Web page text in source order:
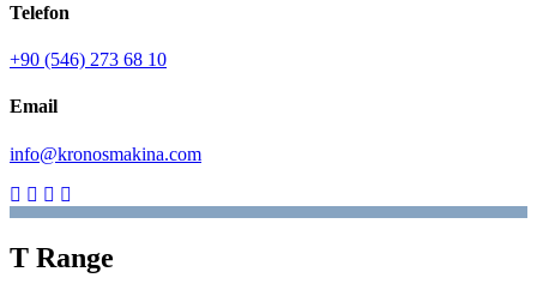
Telefon
+90 (546) 273 68 10
Email
info@kronosmakina.com
T Range